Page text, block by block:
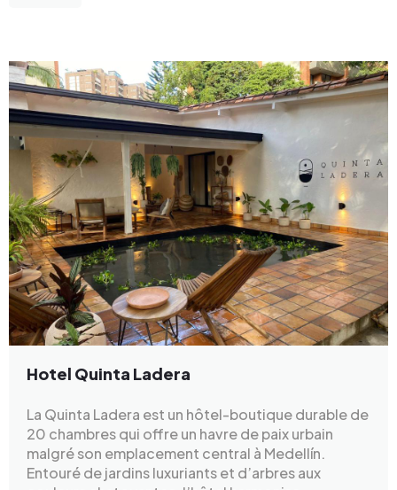
Hotel Quinta Ladera
La Quinta Ladera est un hôtel-boutique durable de
20 chambres qui offre un havre de paix urbain
malgré son emplacement central à Medellín.
Entouré de jardins luxuriants et d’arbres aux